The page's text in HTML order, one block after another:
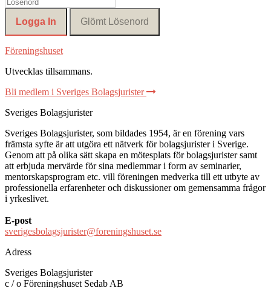
Föreningshuset
Utvecklas tillsammans.
Bli medlem i Sveriges Bolagsjurister
Sveriges Bolagsjurister
Sveriges Bolagsjurister, som bildades 1954, är en förening vars
främsta syfte är att utgöra ett nätverk för bolagsjurister i Sverige.
Genom att på olika sätt skapa en mötesplats för bolagsjurister samt
att erbjuda mervärde för sina medlemmar i form av seminarier,
mentorskapsprogram etc. vill föreningen medverka till ett utbyte av
professionella erfarenheter och diskussioner om gemensamma frågor
i yrkeslivet.
E-post
sverigesbolagsjurister@foreningshuset.se
Adress
Sveriges Bolagsjurister
c / o Föreningshuset Sedab AB